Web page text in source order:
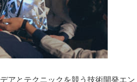
アとテクニックを競う技術開発エン